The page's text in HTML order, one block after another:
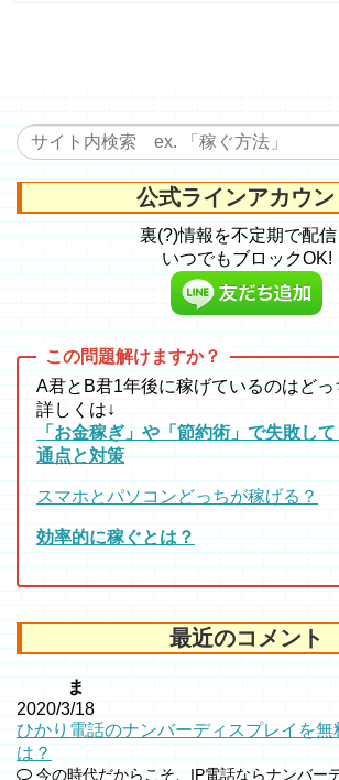
公式ラインアカウン
裏(?)情報を不定期で配
いつでもブロックOK!
A君とB君1年後に稼げているのはどっ
詳しくは↓
「お金稼ぎ」や「節約術」で失敗し
通点と対策
スマホとパソコンどっちが稼げる？
効率的に稼ぐとは？
最近のコメント
ま
2020/3/18
ひかり電話のナンバーディスプレイを
は？
今の時代だからこそ、IP電話ならナンバー